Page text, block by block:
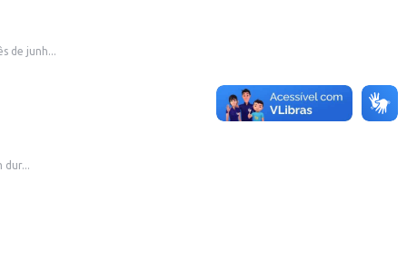
de junh...
dur...